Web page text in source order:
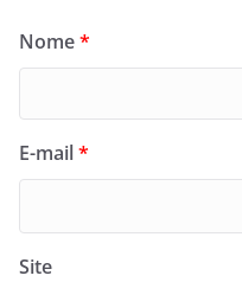
Nome*
E-mail*
Site